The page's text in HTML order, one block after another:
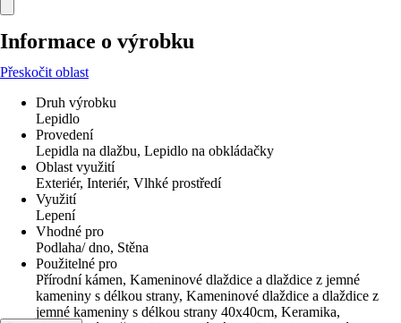
Informace o výrobku
Přeskočit oblast
Druh výrobku
Lepidlo
Provedení
Lepidla na dlažbu, Lepidlo na obkládačky
Oblast využití
Exteriér, Interiér, Vlhké prostředí
Využití
Lepení
Vhodné pro
Podlaha/ dno, Stěna
Použitelné pro
Přírodní kámen, Kameninové dlaždice a dlaždice z jemné
kameniny s délkou strany, Kameninové dlaždice a dlaždice z
jemné kameniny s délkou strany 40x40cm, Keramika,